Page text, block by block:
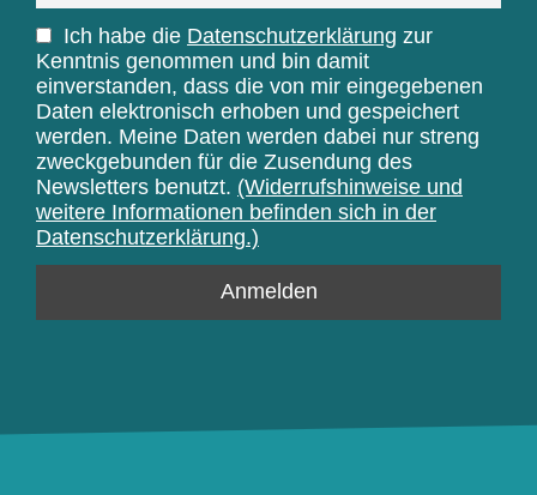
Ich habe die Datenschutzerklärung zur
Kenntnis genommen und bin damit
einverstanden, dass die von mir eingegebenen
Daten elektronisch erhoben und gespeichert
werden. Meine Daten werden dabei nur streng
zweckgebunden für die Zusendung des
Newsletters benutzt. (Widerrufshinweise und
weitere Informationen befinden sich in der
Datenschutzerklärung.)